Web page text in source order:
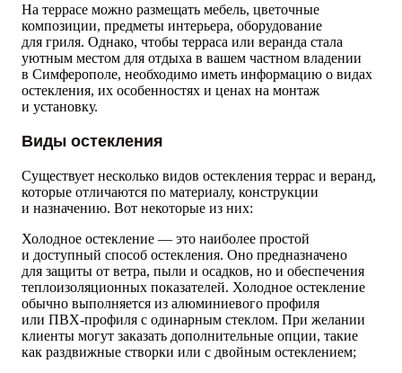
На террасе можно размещать мебель, цветочные
композиции, предметы интерьера, оборудование
для гриля. Однако, чтобы терраса или веранда стала
уютным местом для отдыха в вашем частном владении
в Симферополе, необходимо иметь информацию о видах
остекления, их особенностях и ценах на монтаж
и установку.
Виды остекления
Существует несколько видов остекления террас и веранд,
которые отличаются по материалу, конструкции
и назначению. Вот некоторые из них:
Холодное остекление — это наиболее простой
и доступный способ остекления. Оно предназначено
для защиты от ветра, пыли и осадков, но и обеспечения
теплоизоляционных показателей. Холодное остекление
обычно выполняется из алюминиевого профиля
или ПВХ-профиля с одинарным стеклом. При желании
клиенты могут заказать дополнительные опции, такие
как раздвижные створки или с двойным остеклением;